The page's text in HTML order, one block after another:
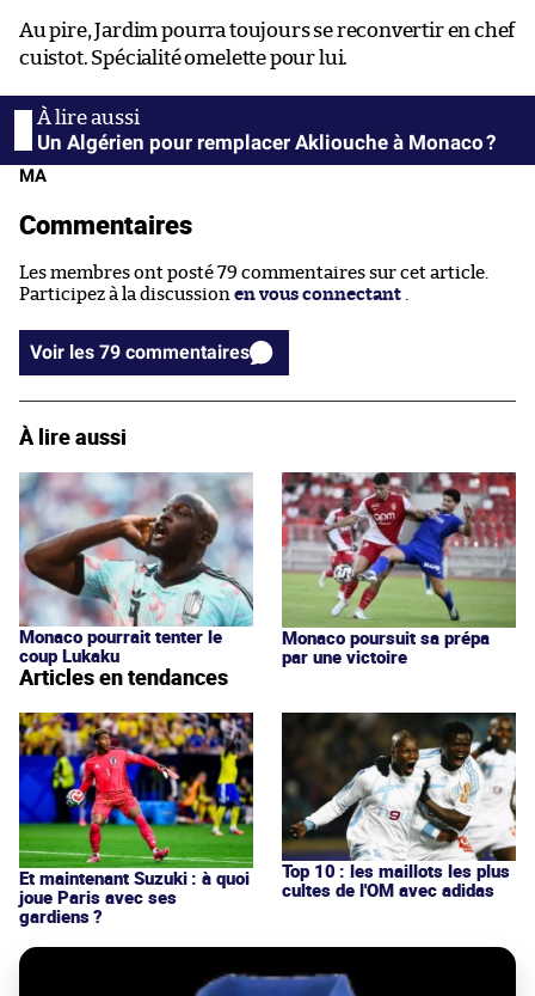
Au pire, Jardim pourra toujours se reconvertir en chef
cuistot. Spécialité omelette pour lui.
Un Algérien pour remplacer Akliouche à Monaco ?
MA
Commentaires
Les membres ont posté 79 commentaires sur cet article.
Participez à la discussion en vous connectant
Voir les 79 commentaires
À lire aussi
Monaco pourrait tenter le
coup Lukaku
Monaco poursuit sa prépa
par une victoire
Articles en tendances
Et maintenant Suzuki : à quoi
joue Paris avec ses
gardiens ?
Top 10 : les maillots les plus
cultes de l'OM avec adidas